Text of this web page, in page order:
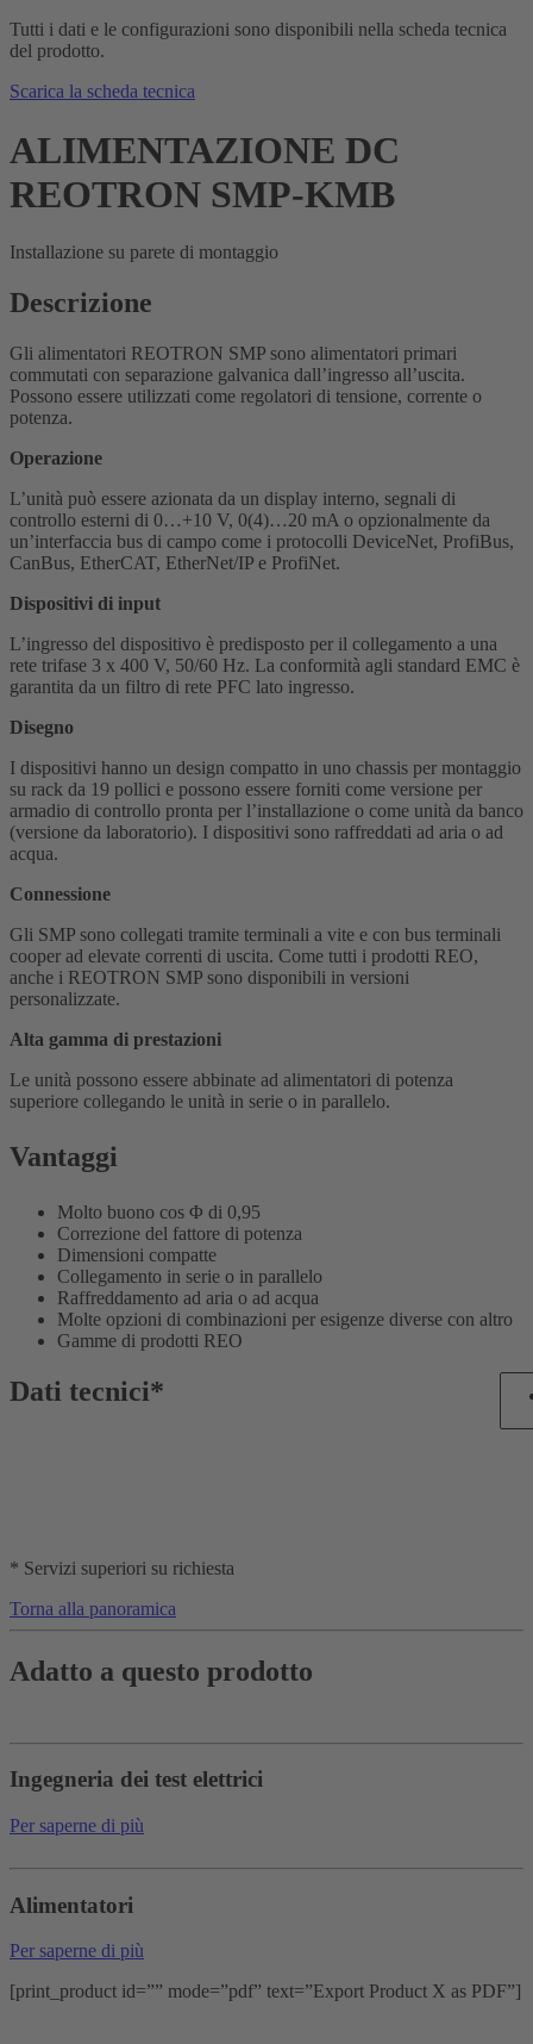
Tutti i dati e le configurazioni sono disponibili nella scheda tecnica
del prodotto.
Scarica la scheda tecnica
ALIMENTAZIONE DC
REOTRON SMP-KMB
Installazione su parete di montaggio
Descrizione
Gli alimentatori REOTRON SMP sono alimentatori primari
commutati con separazione galvanica dall’ingresso all’uscita.
Possono essere utilizzati come regolatori di tensione, corrente o
potenza.
Operazione
L’unità può essere azionata da un display interno, segnali di
controllo esterni di 0…+10 V, 0(4)…20 mA o opzionalmente da
un’interfaccia bus di campo come i protocolli DeviceNet, ProfiBus,
CanBus, EtherCAT, EtherNet/IP e ProfiNet.
Dispositivi di input
L’ingresso del dispositivo è predisposto per il collegamento a una
rete trifase 3 x 400 V, 50/60 Hz. La conformità agli standard EMC è
garantita da un filtro di rete PFC lato ingresso.
Disegno
I dispositivi hanno un design compatto in uno chassis per montaggio
su rack da 19 pollici e possono essere forniti come versione per
armadio di controllo pronta per l’installazione o come unità da banco
(versione da laboratorio). I dispositivi sono raffreddati ad aria o ad
acqua.
Connessione
Gli SMP sono collegati tramite terminali a vite e con bus terminali
cooper ad elevate correnti di uscita. Come tutti i prodotti REO,
anche i REOTRON SMP sono disponibili in versioni
personalizzate.
Alta gamma di prestazioni
Le unità possono essere abbinate ad alimentatori di potenza
superiore collegando le unità in serie o in parallelo.
Vantaggi
Molto buono cos Φ di 0,95
Correzione del fattore di potenza
Dimensioni compatte
Collegamento in serie o in parallelo
Raffreddamento ad aria o ad acqua
Molte opzioni di combinazioni per esigenze diverse con altro
Gamme di prodotti REO
Dati tecnici*
* Servizi superiori su richiesta
Torna alla panoramica
Adatto a questo prodotto
Ingegneria dei test elettrici
Per saperne di più
Alimentatori
Per saperne di più
[print_product id=”” mode=”pdf” text=”Export Product X as PDF”]